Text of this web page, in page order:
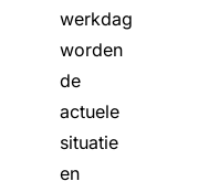
werkdag
worden
de
actuele
situatie
en